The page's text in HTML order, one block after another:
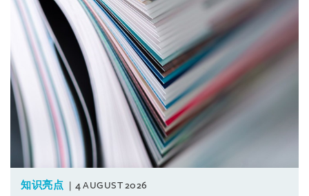
知识亮点 4 AUGUST 2026